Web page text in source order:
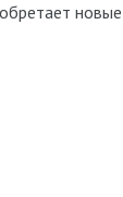
новые